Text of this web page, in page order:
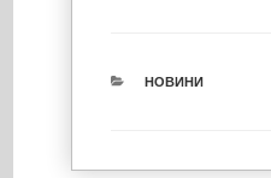
КАТЕГОРІЇ
НОВИНИ